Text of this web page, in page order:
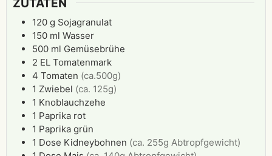
120 g Sojagranulat
150 ml Wasser
500 ml Gemüsebrühe
2 EL Tomatenmark
4 Tomaten (ca.500g)
1 Zwiebel (ca. 125g)
1 Knoblauchzehe
1 Paprika rot
1 Paprika grün
1 Dose Kidneybohnen (ca. 255g Abtropfgewicht)